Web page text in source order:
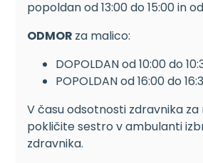
popoldan od 13:00 do 15:00 in od
ODMOR za malico:
DOPOLDAN od 10:00 do
POPOLDAN od 16:00 do
V času odsotnosti zdravnika
pokličite sestro v ambulanti
zdravnika.